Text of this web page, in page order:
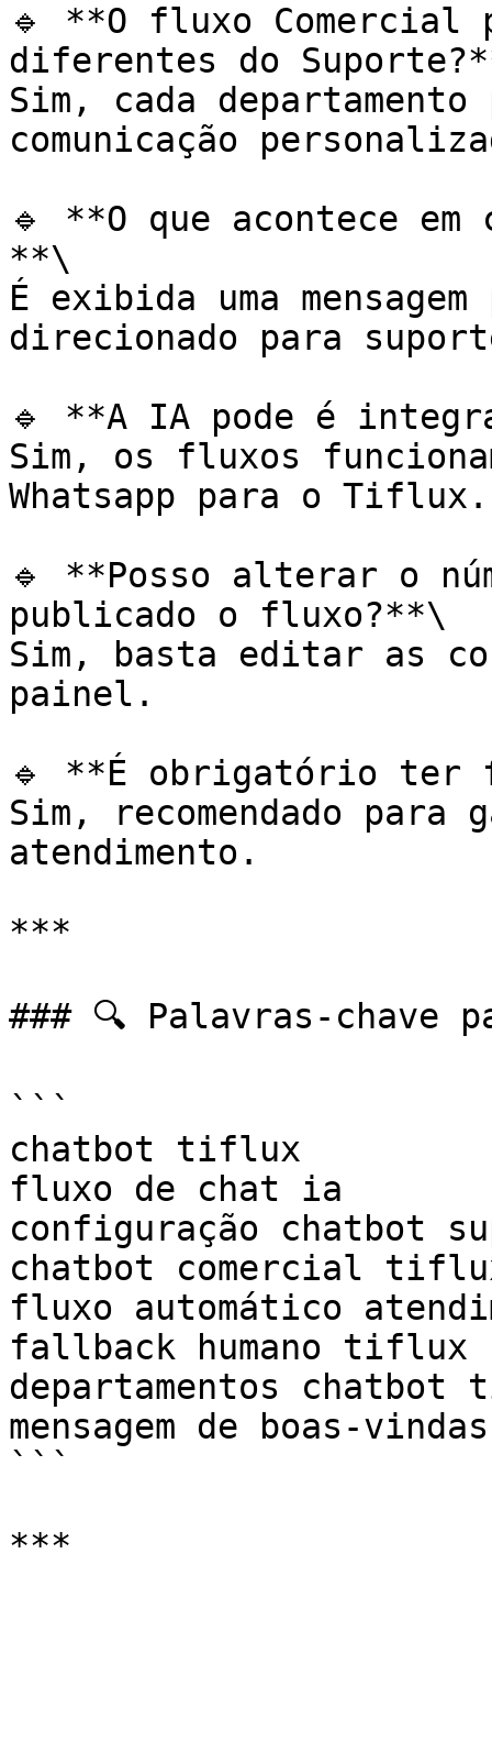
🔹 **O fluxo Comercial
diferentes do
Sim, cada
comunicação
🔹 **O que acontece
**\
É exibida uma
direcionado para
🔹 **A IA pode é
Sim, os fluxos
Whatsapp para o Tiflux.
🔹 **Posso alterar o
publicado o fluxo?**\
Sim, basta editar as
painel.
🔹 **É obrigatório ter
Sim, recomendado
atendimento.
***
### 🔍 Palavras-chave
```
chatbot tiflux
fluxo de chat ia
configuração chatbot
chatbot comercial
fluxo automático
fallback humano
departamentos
mensagem de boas-
```